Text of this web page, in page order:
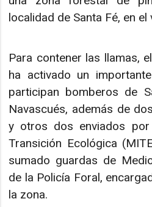
localidad de Santa Fé, en
Para contener las llamas,
ha activado un
participan bomberos de
Navascués, además de
y otros dos enviados
Transición Ecológica
sumado guardas de
de la Policía Foral,
la zona.